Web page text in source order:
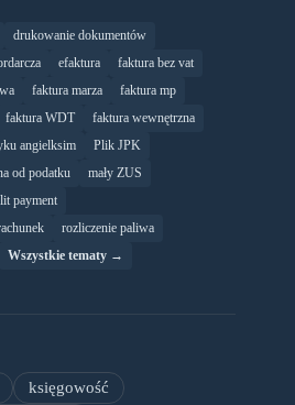
drukowanie dokumentów
efaktura
faktura bez vat
faktura marza
faktura mp
faktura WDT
faktura wewnętrzna
angielksim
Plik JPK
od podatku
mały ZUS
payment
rozliczenie paliwa
Wszystkie tematy →
księgowość